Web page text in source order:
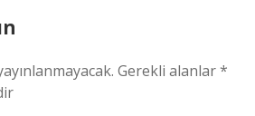
Gerekli alanlar*